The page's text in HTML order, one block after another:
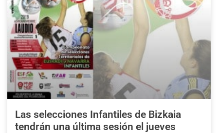
Las selecciones Infantiles de Bizkaia
tendrán una última sesión el jueves